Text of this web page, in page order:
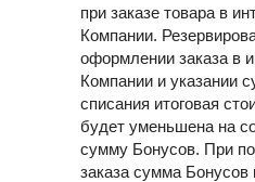
при заказе товара в
Компании.
оформлении заказа в
Компании и указании
списания итоговая
будет уменьшена на
сумму Бонусов. При
заказа сумма Бонусов